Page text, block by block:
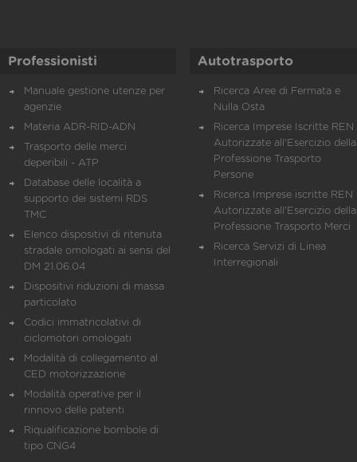
Professionisti
Manuale gestione utenze per
agenzie
Materia ADR-RID-ADN
Trasporto delle merci
deperibili - ATP
Database delle località a
supporto dei sistemi RDS
TMC
Elenco dispositivi di ritenuta
stradale omologati ai sensi del
DM 21.06.04
Dispositivi riduzioni di massa
particolato
Codici immatricolativi di
ciclomotori omologati
Modalità di collegamento al
CED motorizzazione
Modalità operative per il
rinnovo delle patenti
Riqualificazione bombole di
tipo CNG4
Autotrasporto
Ricerca Aree di Fermata e
Nulla Osta
Ricerca Imprese Iscritte REN
Autorizzate all'Esercizio della
Professione Trasporto
Persone
Ricerca Imprese iscritte REN
Autorizzate all'Esercizio della
Professione Trasporto Merci
Ricerca Servizi di Linea
Interregionali